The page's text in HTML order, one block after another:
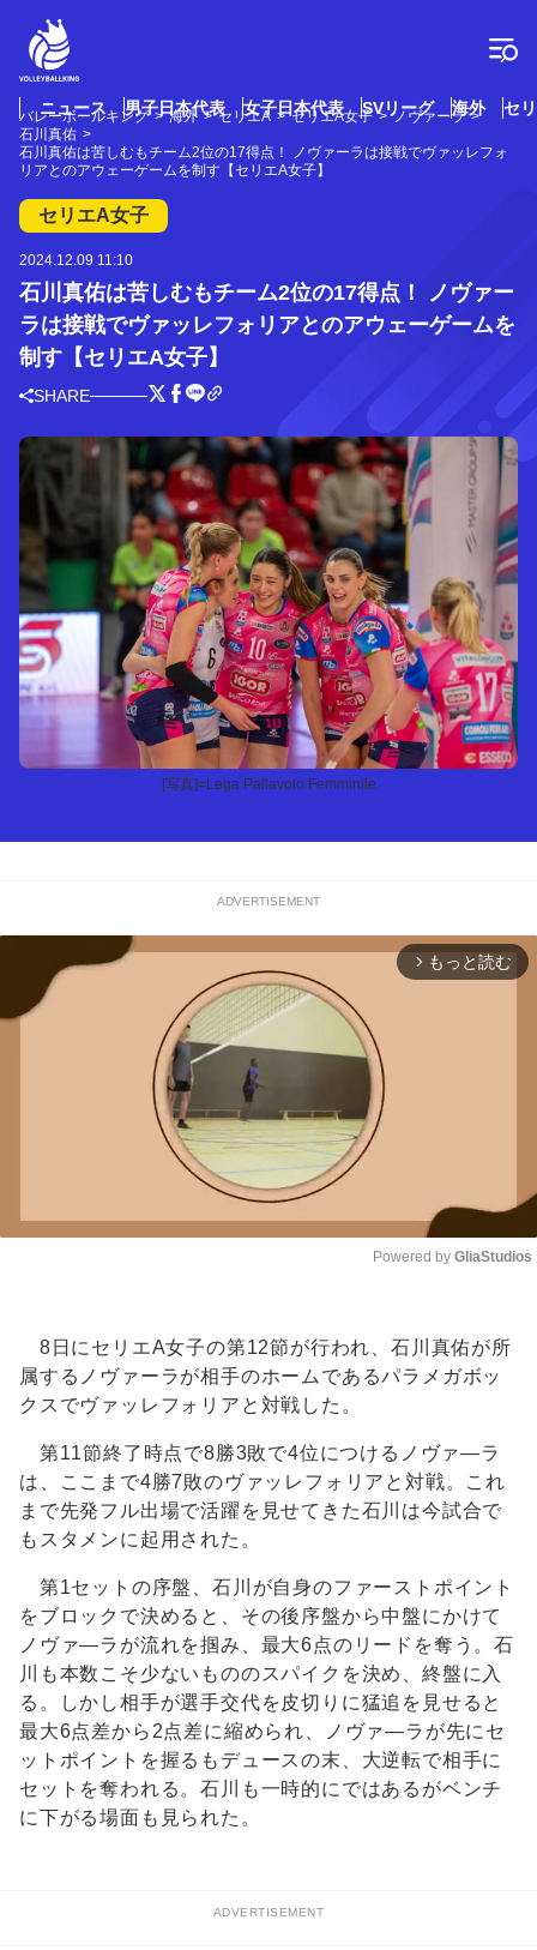
ニュース 男子日本代表 女子日本代表 SVリーグ 海外 セ
バレーボールキング 海外 セリエA セリエA女子
ノヴァーラ
石川真佑
石川真佑は苦しむもチーム2位の17得点！ ノヴァーラは接戦でヴァッレフォ
リアとのアウェーゲームを制す【セリエA女子】
セリエA女子
2024.12.09 11:10
石川真佑は苦しむもチーム2位の17得点！ ノヴァー
ラは接戦でヴァッレフォリアとのアウェーゲームを
制す【セリエA女子】
SHARE
[写真]=Lega Pallavolo Femminile
ADVERTISEMENT
arrow_forward_ios もっと読む
Powered by GliaStudios
8日にセリエA女子の第12節が行われ、石川真佑が所
属するノヴァーラが相手のホームであるパラメガボッ
クスでヴァッレフォリアと対戦した。
第11節終了時点で8勝3敗で4位につけるノヴァ―ラ
は、ここまで4勝7敗のヴァッレフォリアと対戦。これ
まで先発フル出場で活躍を見せてきた石川は今試合で
もスタメンに起用された。
第1セットの序盤、石川が自身のファーストポイント
をブロックで決めると、その後序盤から中盤にかけて
ノヴァ―ラが流れを掴み、最大6点のリードを奪う。石
川も本数こそ少ないもののスパイクを決め、終盤に入
る。しかし相手が選手交代を皮切りに猛追を見せると
最大6点差から2点差に縮められ、ノヴァ―ラが先にセ
ットポイントを握るもデュースの末、大逆転で相手に
セットを奪われる。石川も一時的にではあるがベンチ
に下がる場面も見られた。
ADVERTISEMENT